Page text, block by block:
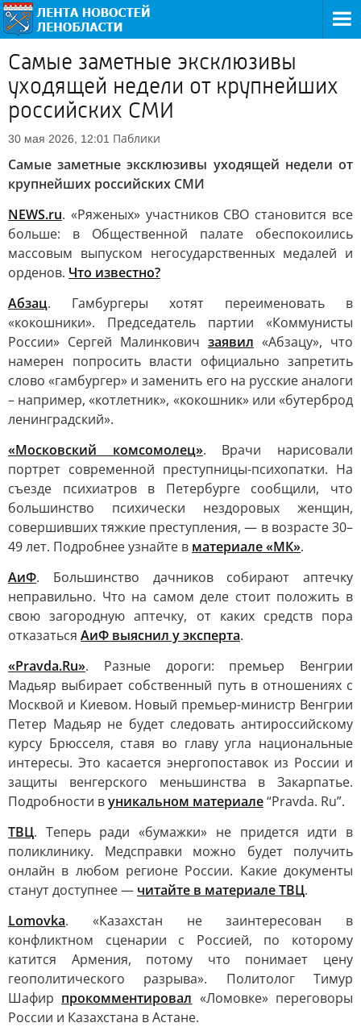
Самые заметные эксклюзивы
уходящей недели от крупнейших
российских СМИ
30 мая 2026, 12:01 Паблики
Самые заметные эксклюзивы уходящей недели от
крупнейших российских СМИ
NEWS.ru. «Ряженых» участников СВО становится все
больше: в Общественной палате обеспокоились
массовым выпуском негосударственных медалей и
орденов. Что известно?
Абзац. Гамбургеры хотят переименовать в
«кокошники». Председатель партии «Коммунисты
России» Сергей Малинкович заявил «Абзацу», что
намерен попросить власти официально запретить
слово «гамбургер» и заменить его на русские аналоги
– например, «котлетник», «кокошник» или «бутерброд
ленинградский».
«Московский комсомолец». Врачи нарисовали
портрет современной преступницы-психопатки. На
съезде психиатров в Петербурге сообщили, что
большинство психически нездоровых женщин,
совершивших тяжкие преступления, — в возрасте 30–
49 лет. Подробнее узнайте в материале «МК».
АиФ. Большинство дачников собирают аптечку
неправильно. Что на самом деле стоит положить в
свою загородную аптечку, от каких средств пора
отказаться АиФ выяснил у эксперта.
«Pravda.Ru». Разные дороги: премьер Венгрии
Мадьяр выбирает собственный путь в отношениях с
Москвой и Киевом. Новый премьер-министр Венгрии
Петер Мадьяр не будет следовать антироссийскому
курсу Брюсселя, ставя во главу угла национальные
интересы. Это касается энергопоставок из России и
защиты венгерского меньшинства в Закарпатье.
Подробности вуникальном материале“Pravda. Ru”.
ТВЦ. Теперь ради «бумажки» не придется идти в
поликлинику. Медсправки можно будет получить
онлайн в любом регионе России. Какие документы
станут доступнее — читайте в материале ТВЦ.
Lomovka. «Казахстан не заинтересован в
конфликтном сценарии с Россией, по которому
катится Армения, потому что понимает цену
геополитического разрыва». Политолог Тимур
Шафир прокомментировал «Ломовке» переговоры
России и Казахстана в Астане.